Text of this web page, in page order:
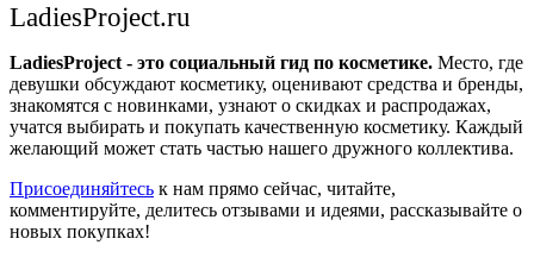
LadiesProject.ru
LadiesProject - это социальный гид по косметике. Место, где
девушки обсуждают косметику, оценивают средства и бренды,
знакомятся с новинками, узнают о скидках и распродажах,
учатся выбирать и покупать качественную косметику. Каждый
желающий может стать частью нашего дружного коллектива.
Присоединяйтесь к нам прямо сейчас, читайте,
комментируйте, делитесь отзывами и идеями, рассказывайте о
новых покупках!